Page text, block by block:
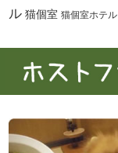
ル 猫個室 猫個室ホテル